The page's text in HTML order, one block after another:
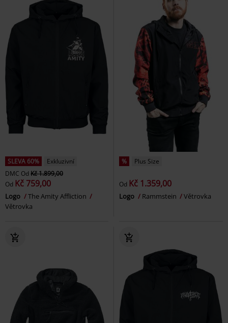
SLEVA 60%
Exkluzivní
DMC Od Kč 1.899,00
Od Kč 759,00
Logo
The Amity Affliction
Větrovka
% Plus Size
Od Kč 1.359,00
Logo Rammstein Větrovka